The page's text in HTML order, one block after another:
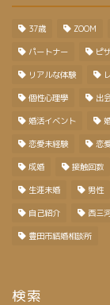
37歳 ZOOM
パートナー ピ
リアルな体験
個性心理學 出
婚活イベント
恋愛未経験 恋
成婚 接触回数
生涯未婚 男性
自己紹介 西三
豊田市結婚相談所
検索